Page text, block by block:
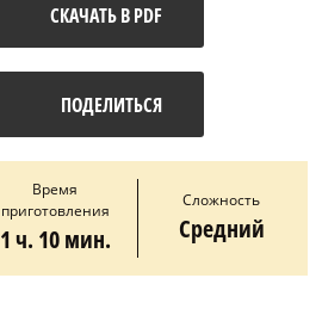
СКАЧАТЬ В PDF
ПОДЕЛИТЬСЯ
Время
приготовления
1 ч. 10 мин.
Сложность
Средний